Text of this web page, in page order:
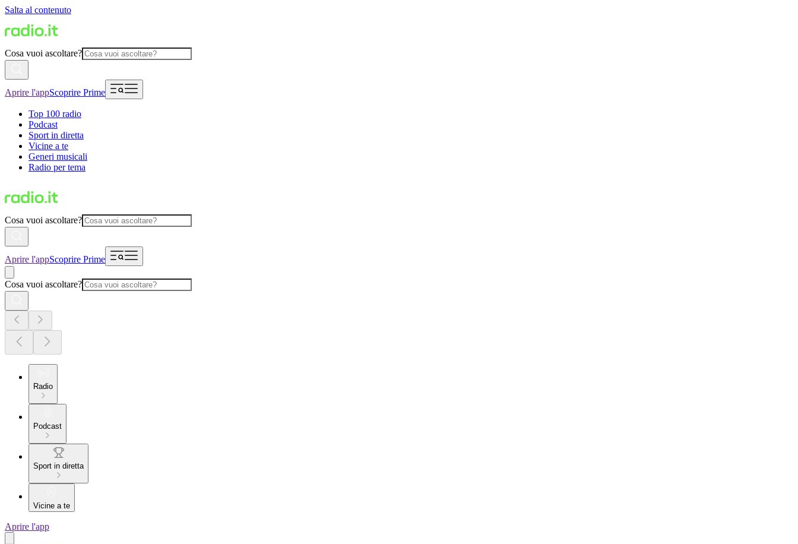
Salta al contenuto
Cosa vuoi ascoltare?
Aprire l'appScoprire Prime
Top 100 radio
Podcast
Sport in diretta
Vicine a te
Generi musicali
Radio per tema
Cosa vuoi ascoltare?
Aprire l'appScoprire Prime
Cosa vuoi ascoltare?
Radio
Podcast
Sport in diretta
Vicine a te
Aprire l'app